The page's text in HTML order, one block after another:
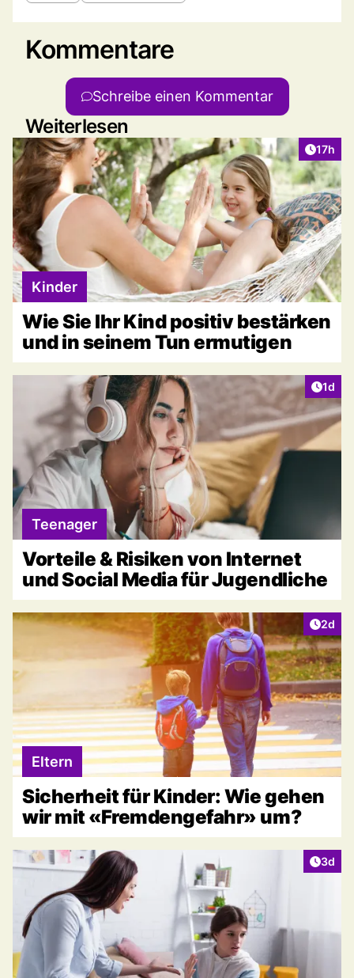
Kommentare
Schreibe einen Kommentar
Weiterlesen
Artikel
17h
Kinder
Wie Sie Ihr Kind positiv bestärken
und in seinem Tun ermutigen
1d
Teenager
Vorteile & Risiken von Internet
und Social Media für Jugendliche
2d
Eltern
Sicherheit für Kinder: Wie gehen
wir mit «Fremdengefahr» um?
3d